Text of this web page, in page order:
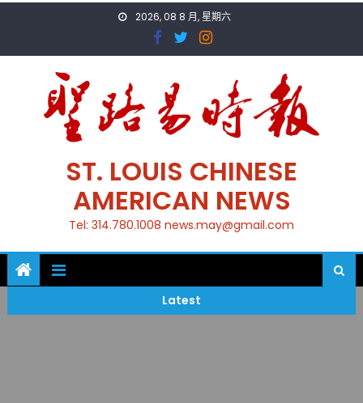
2026, 08 8 月, 星期六
ST. LOUIS CHINESE
AMERICAN NEWS
Tel: 314.780.1008 news.may@gmail.com
Latest